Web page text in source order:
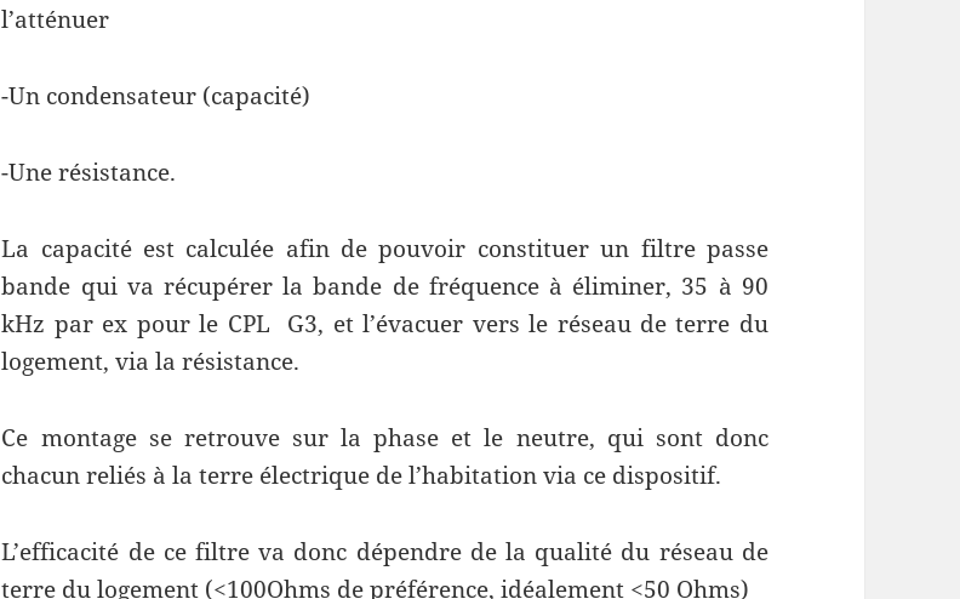
l’atténuer
-Un condensateur (capacité)
-Une résistance.
La capacité est calculée afin de pouvoir constituer un filtre passe
bande qui va récupérer la bande de fréquence à éliminer, 35 à 90
kHz par ex pour le CPL G3, et l’évacuer vers le réseau de terre du
logement, via la résistance.
Ce montage se retrouve sur la phase et le neutre, qui sont donc
chacun reliés à la terre électrique de l’habitation via ce dispositif.
L’efficacité de ce filtre va donc dépendre de la qualité du réseau de
terre du logement (<100Ohms de préférence, idéalement <50 Ohms)